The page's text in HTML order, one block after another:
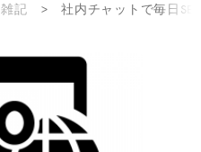
雑記 社内チャットで毎日